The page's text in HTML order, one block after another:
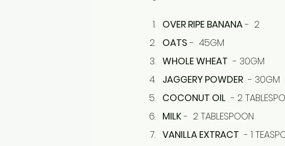
OVER RIPE BANANA -  2
OATS -  45GM
WHOLE WHEAT
  - 30GM
JAGGERY POWDER
  - 30GM
COCONUT OIL
- 2
MILK -  2 TABLESPOON
VANILLA EXTRACT
- 1